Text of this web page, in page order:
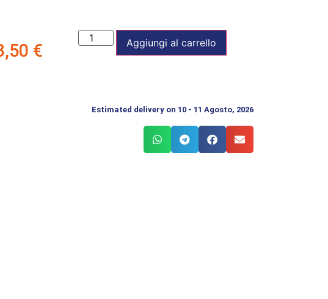
€ Aggiungi al carrello
Estimated delivery on 10 - 11 Agosto, 2026